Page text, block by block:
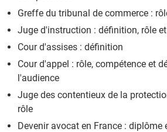
Greffe du tribunal de commerce :
Juge d'instruction : définition, rôle
Cour d'assises : définition
Cour d'appel : rôle, compétence et
l'audience
Juge des contentieux de la
rôle
Devenir avocat en France : diplôme